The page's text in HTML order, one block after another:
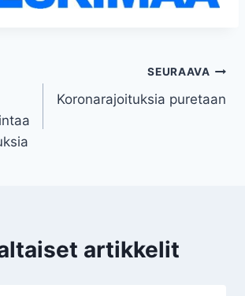
SEURAAVA
Koronarajoituksia puretaan
artikkelit